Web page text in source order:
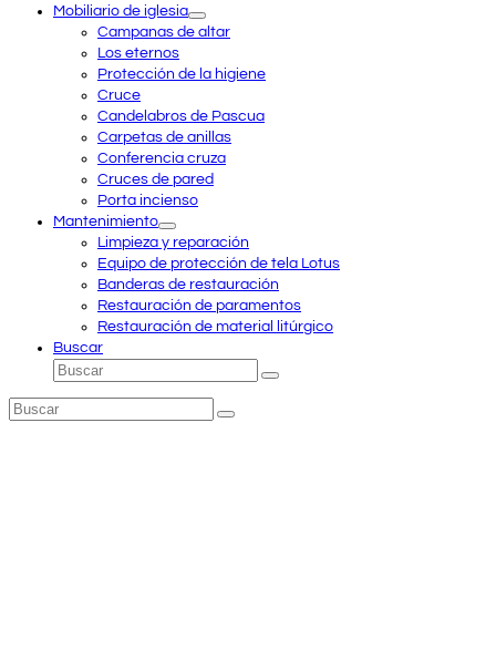
Mobiliario de iglesia
Campanas de altar
Los eternos
Protección de la higiene
Cruce
Candelabros de Pascua
Carpetas de anillas
Conferencia cruza
Cruces de pared
Porta incienso
Mantenimiento
Limpieza y reparación
Equipo de protección de tela Lotus
Banderas de restauración
Restauración de paramentos
Restauración de material litúrgico
Buscar
Buscar
Enviar
Buscar
Enviar